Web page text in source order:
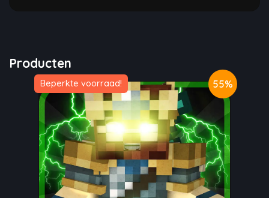
Producten
Beperkte voorraad! 55%